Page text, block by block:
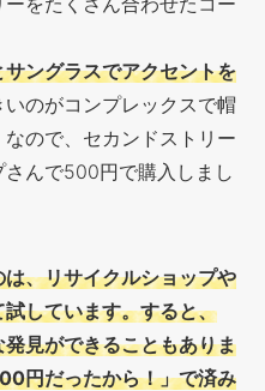
ングラスでアクセントを
いのがコンプレックスで帽
ので、セカンドストリー
さんで500円で購入しまし
、リサイクルショップや
しています。すると、
見ができることもありま
円だったから！」で済み